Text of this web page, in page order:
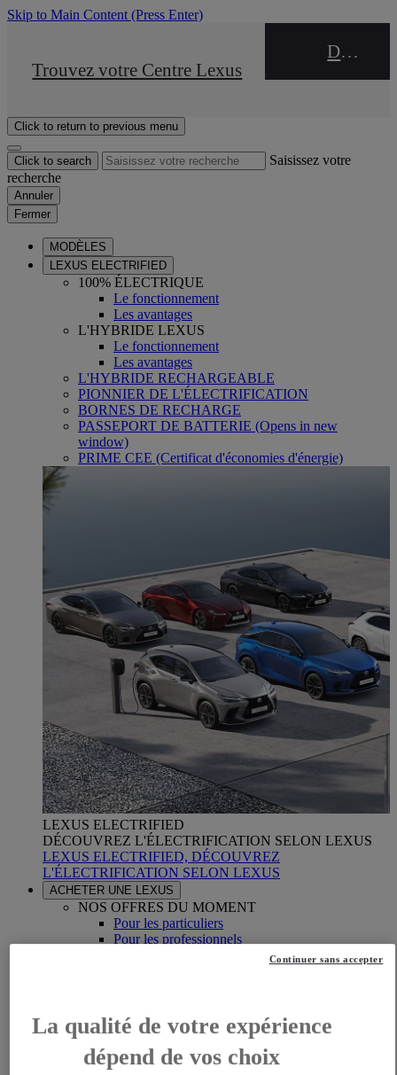
Skip to Main Content (Press Enter)
STOP DRIVE Takata
Trouvez votre Centre Lexus
DEALER NAME
Click to return to previous menu
Click to search
Saisissez votre
recherche
Annuler
Fermer
MODÈLES
LEXUS ELECTRIFIED
100% ÉLECTRIQUE
Le fonctionnement
Les avantages
L'HYBRIDE LEXUS
Le fonctionnement
Les avantages
L'HYBRIDE RECHARGEABLE
PIONNIER DE L'ÉLECTRIFICATION
BORNES DE RECHARGE
PASSEPORT DE BATTERIE (Opens in new
window)
PRIME CEE (Certificat d'économies d'énergie)
LEXUS ELECTRIFIED
DÉCOUVREZ L'ÉLECTRIFICATION SELON LEXUS
LEXUS ELECTRIFIED, DÉCOUVREZ
L'ÉLECTRIFICATION SELON LEXUS
ACHETER UNE LEXUS
NOS OFFRES DU MOMENT
Pour les particuliers
Pour les professionnels
Nos solutions occasion
Nos solutions professionnels
LEXUS ASSURANCES
Présentation
La qualité de votre expérience
dépend de vos choix
Continuer sans accepter